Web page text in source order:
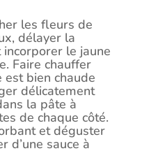
les fleurs de
délayer la
incorporer le jaune
Faire chauffer
est bien chaude
délicatement
la pâte à
de chaque côté.
et déguster
d’une sauce à